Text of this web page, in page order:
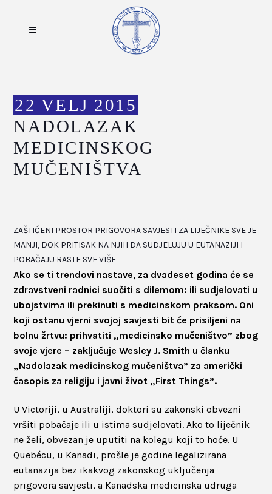
22 VELJ 2015
NADOLAZAK
MEDICINSKOG
MUČENIŠTVA
ZAŠTIĆENI PROSTOR PRIGOVORA SAVJESTI ZA LIJEČNIKE SVE JE
MANJI, DOK PRITISAK NA NJIH DA SUDJELUJU U EUTANAZIJI I
POBAČAJU RASTE SVE VIŠE
Ako se ti trendovi nastave, za dvadeset godina će se
zdravstveni radnici suočiti s dilemom: ili sudjelovati u
ubojstvima ili prekinuti s medicinskom praksom. Oni
koji ostanu vjerni svojoj savjesti bit će prisiljeni na
bolnu žrtvu: prihvatiti „medicinsko mučeništvo” zbog
svoje vjere – zaključuje Wesley J. Smith u članku
„Nadolazak medicinskog mučeništva” za američki
časopis za religiju i javni život „First Things”.
U Victoriji, u Australiji, doktori su zakonski obvezni
vršiti pobačaje ili u istima sudjelovati. Ako to liječnik
ne želi, obvezan je uputiti na kolegu koji to hoće. U
Quebécu, u Kanadi, prošle je godine legalizirana
eutanazija bez ikakvog zakonskog uključenja
prigovora savjesti, a Kanadska medicinska udruga